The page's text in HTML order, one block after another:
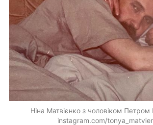
Ніна Матвієнко з чоловіком
instagram.com/